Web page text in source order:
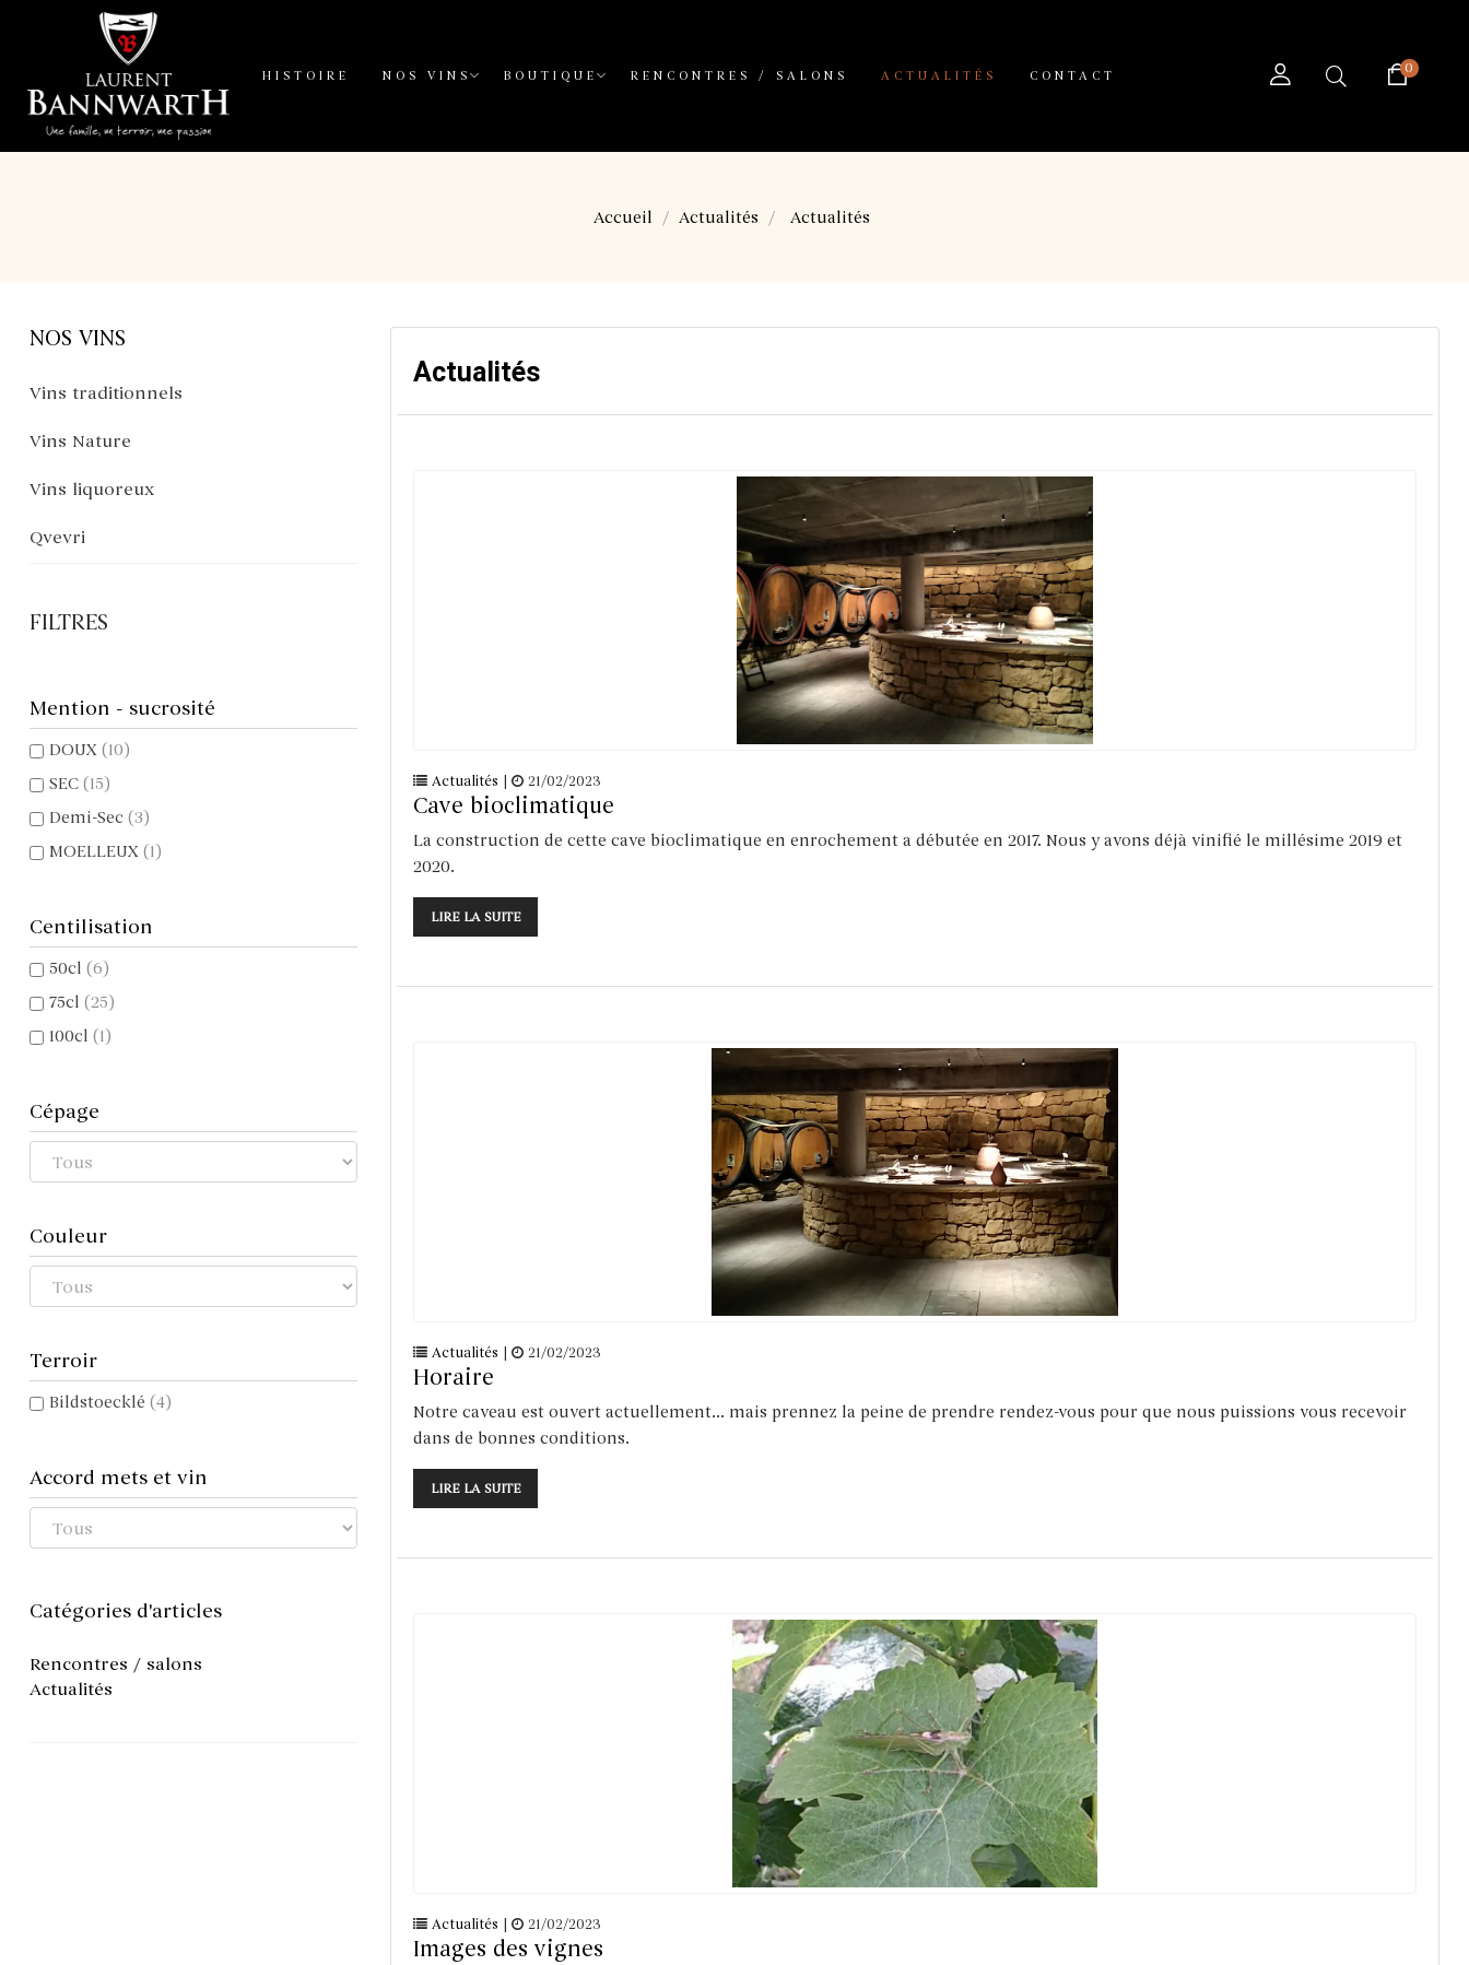
HISTOIRE NOS VINS BOUTIQUE RENCONTRES / SALONS ACTUALITÉS CONTACT
0
Accueil Actualités Actualités
NOS VINS
Vins traditionnels
Vins Nature
Vins liquoreux
Qvevri
FILTRES
Mention - sucrosité
DOUX (10)
SEC (15)
Demi-Sec (3)
MOELLEUX (1)
Centilisation
50cl (6)
75cl (25)
100cl (1)
Cépage
Couleur
Terroir
Bildstoecklé (4)
Accord mets et vin
Catégories d'articles
Rencontres / salons
Actualités
Actualités
Actualités 21/02/2023
Cave bioclimatique
La construction de cette cave bioclimatique en enrochement a débutée en 2017. Nous y avons déjà vinifié le millésime 2019 et
2020.
LIRE LA SUITE
Actualités 21/02/2023
Horaire
Notre caveau est ouvert actuellement... mais prennez la peine de prendre rendez-vous pour que nous puissions vous recevoir
dans de bonnes conditions.
LIRE LA SUITE
Actualités 21/02/2023
Images des vignes